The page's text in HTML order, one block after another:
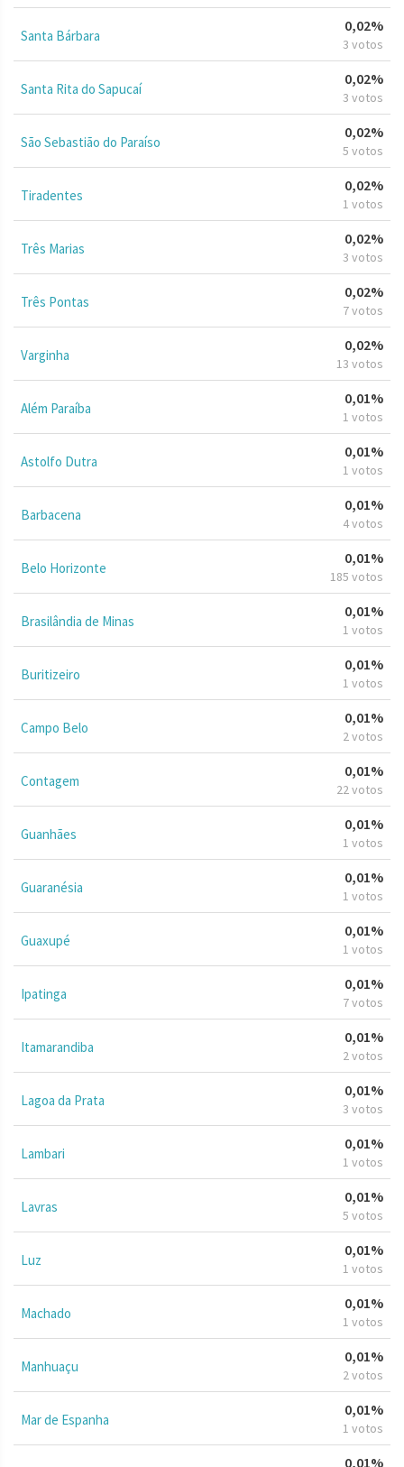
Santa Bárbara
0,02%
3 votos
Santa Rita do Sapucaí
0,02%
3 votos
São Sebastião do Paraíso
0,02%
5 votos
Tiradentes
0,02%
1 votos
Três Marias
0,02%
3 votos
Três Pontas
0,02%
7 votos
Varginha
0,02%
13 votos
Além Paraíba
0,01%
1 votos
Astolfo Dutra
0,01%
1 votos
Barbacena
0,01%
4 votos
Belo Horizonte
0,01%
185 votos
Brasilândia de Minas
0,01%
1 votos
Buritizeiro
0,01%
1 votos
Campo Belo
0,01%
2 votos
Contagem
0,01%
22 votos
Guanhães
0,01%
1 votos
Guaranésia
0,01%
1 votos
Guaxupé
0,01%
1 votos
Ipatinga
0,01%
7 votos
Itamarandiba
0,01%
2 votos
Lagoa da Prata
0,01%
3 votos
Lambari
0,01%
1 votos
Lavras
0,01%
5 votos
Luz
0,01%
1 votos
Machado
0,01%
1 votos
Manhuaçu
0,01%
2 votos
Mar de Espanha
0,01%
1 votos
0,01%